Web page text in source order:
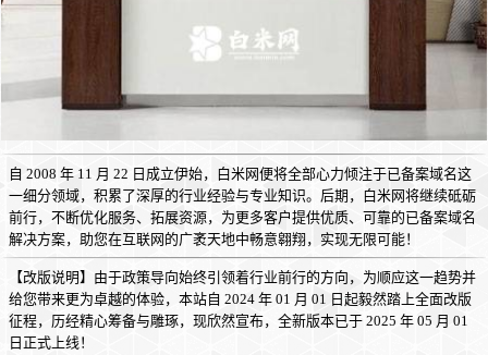
自 2008 年 11 月 22 日成立伊始，白米网便将全部心力倾注于已备案域名这
一细分领域，积累了深厚的行业经验与专业知识。后期，白米网将继续砥砺
前行，不断优化服务、拓展资源，为更多客户提供优质、可靠的已备案域名
解决方案，助您在互联网的广袤天地中畅意翱翔，实现无限可能！
【改版说明】由于政策导向始终引领着行业前行的方向，为顺应这一趋势并
给您带来更为卓越的体验，本站自 2024 年 01 月 01 日起毅然踏上全面改版
征程，历经精心筹备与雕琢，现欣然宣布，全新版本已于 2025 年 05 月 01
日正式上线！